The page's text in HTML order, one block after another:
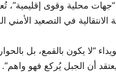
محلية وقوى إقليمية”،
في التصعيد الأمني
“لا يكون بالقمع، بل
أن الجبل يُركع فهو واهم”.